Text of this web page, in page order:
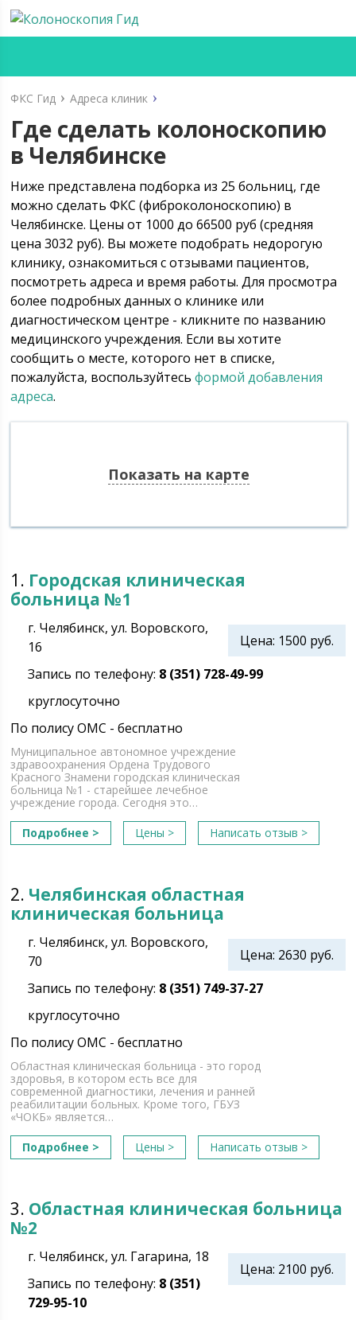
ФКС Гид Адреса клиник
Где сделать колоноскопию
в Челябинске
Ниже представлена подборка из 25 больниц, где
можно сделать ФКС (фиброколоноскопию) в
Челябинске. Цены от 1000 до 66500 руб (средняя
цена 3032 руб). Вы можете подобрать недорогую
клинику, ознакомиться с отзывами пациентов,
посмотреть адреса и время работы. Для просмотра
более подробных данных о клинике или
диагностическом центре - кликните по названию
медицинского учреждения. Если вы хотите
сообщить о месте, которого нет в списке,
пожалуйста, воспользуйтесьформой добавления
адреса.
Показать на карте
1. Городская клиническая
больница №1
Цена: 1500 руб.
г. Челябинск, ул. Воровского,
16
Запись по телефону: 8 (351) 728-49-99
круглосуточно
По полису ОМС - бесплатно
Муниципальное автономное учреждение
здравоохранения Ордена Трудового
Красного Знамени городская клиническая
больница №1 - старейшее лечебное
учреждение города. Сегодня это…
Подробнее >
Цены > Написать отзыв >
2. Челябинская областная
клиническая больница
Цена: 2630 руб.
г. Челябинск, ул. Воровского,
70
Запись по телефону: 8 (351) 749-37-27
круглосуточно
По полису ОМС - бесплатно
Областная клиническая больница - это город
здоровья, в котором есть все для
современной диагностики, лечения и ранней
реабилитации больных. Кроме того, ГБУЗ
«ЧОКБ» является…
Подробнее >
Цены > Написать отзыв >
3. Областная клиническая больница
№2
Цена: 2100 руб.
г. Челябинск, ул. Гагарина, 18
Запись по телефону: 8 (351)
729‑95-10